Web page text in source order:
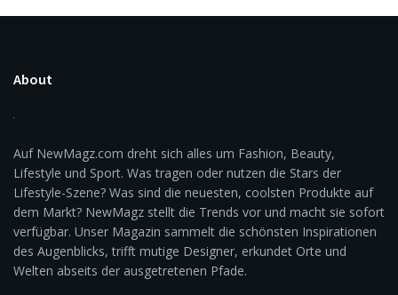
About
Auf NewMagz.com dreht sich alles um Fashion, Beauty,
Lifestyle und Sport. Was tragen oder nutzen die Stars der
Lifestyle-Szene? Was sind die neuesten, coolsten Produkte auf
dem Markt? NewMagz stellt die Trends vor und macht sie sofort
verfügbar. Unser Magazin sammelt die schönsten Inspirationen
des Augenblicks, trifft mutige Designer, erkundet Orte und
Welten abseits der ausgetretenen Pfade.